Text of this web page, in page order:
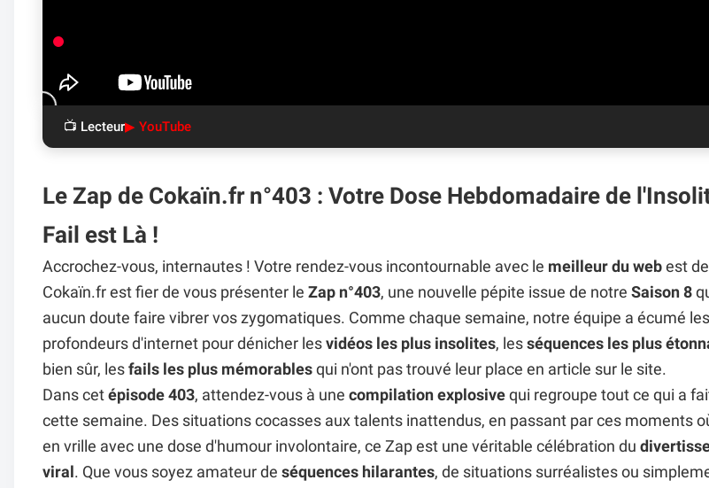
📺 Lecteur▶ YouTube
Le Zap de Cokaïn.fr n°403 : Votre Dose Hebdomadaire de
Fail est Là !
Accrochez-vous, internautes ! Votre rendez-vous incontournable avec le meilleur du web est
Cokaïn.fr est fier de vous présenter le Zap n°403, une nouvelle pépite issue de notre Saison 8
aucun doute faire vibrer vos zygomatiques. Comme chaque semaine, notre équipe a écumé les
profondeurs d'internet pour dénicher les vidéos les plus insolites, les séquences les plus
bien sûr, les fails les plus mémorables qui n'ont pas trouvé leur place en article sur le site.
Dans cet épisode 403, attendez-vous à une compilation explosive qui regroupe tout ce qui a
cette semaine. Des situations cocasses aux talents inattendus, en passant par ces moments
en vrille avec une dose d'humour involontaire, ce Zap est une véritable célébration du
viral . Que vous soyez amateur de séquences hilarantes, de situations surréalistes ou